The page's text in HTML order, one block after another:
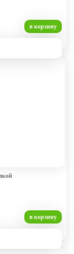
в корзину
в корзину